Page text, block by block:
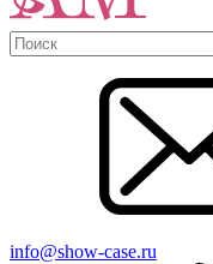
info@show-case.ru